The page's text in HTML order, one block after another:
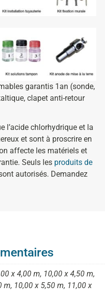
garantis 1an (sonde,
clapet anti-retour
l’acide chlorhydrique et la
et sont à proscrire en
affecte les matériels et
Seuls les produits de
autorisés. Demandez
x 4,00 m, 10,00 x 4,50 m,
m, 10,00 x 5,50 m, 11,00 x